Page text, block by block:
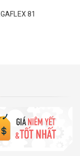
81